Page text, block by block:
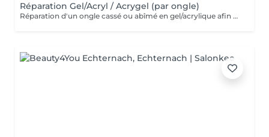
Réparation Gel/Acryl / Acrygel (par ongle)
Réparation d'un ongle cassé ou abîmé en gel/acrylique afin de restaurer sa forme, sa solidité et son esthétique. Ce service est réalisé uniquement sur les ongles nécessitant une réparation.